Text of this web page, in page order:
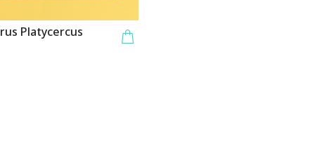
Platycercus